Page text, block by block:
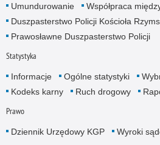
Umundurowanie
Współpraca
Duszpasterstwo Policji Kościoła
Prawosławne Duszpasterstwo Policji
Statystyka
Informacje Ogólne statystyki
Kodeks karny
Ruch drogowy
Prawo
Dziennik Urzędowy KGP Wyroki